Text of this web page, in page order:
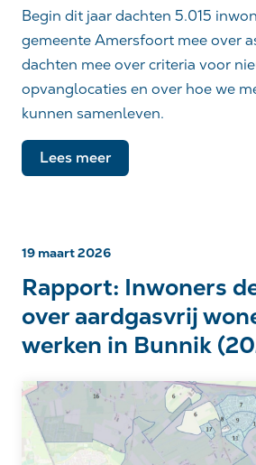
Begin dit jaar dachten 5.015
gemeente Amersfoort mee over
dachten mee over criteria voor
opvanglocaties en over hoe we
kunnen samenleven.
Lees meer
19 maart 2026
Rapport: Inwoners
over aardgasvrij
werken in Bunnik